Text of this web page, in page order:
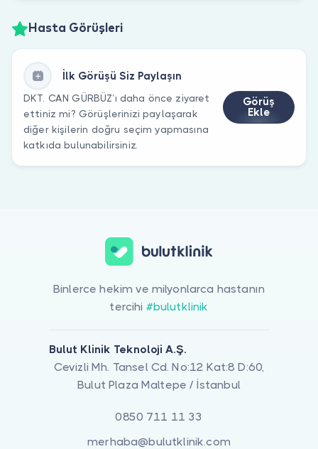
Hasta Görüşleri
İlk Görüşü Siz Paylaşın
DKT. CAN GÜRBÜZ’ı daha önce ziyaret
ettiniz mi? Görüşlerinizi paylaşarak
diğer kişilerin doğru seçim yapmasına
katkıda bulunabilirsiniz.
Görüş
Ekle
Binlerce hekim ve milyonlarca hastanın
tercihi #bulutklinik
Bulut Klinik Teknoloji A.Ş.
Cevizli Mh. Tansel Cd. No:12 Kat:8 D:60,
Bulut Plaza Maltepe / İstanbul
0850 711 11 33
merhaba@bulutklinik.com